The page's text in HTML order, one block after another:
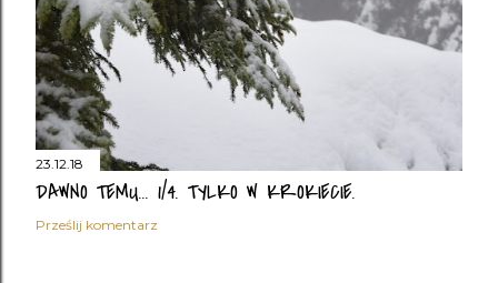
23.12.18
DAWNO TEMU... 1/4. TYLKO W KROKIECIE.
Prześlij komentarz